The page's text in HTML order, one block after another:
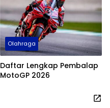
Olahraga
Daftar Lengkap Pembalap
MotoGP 2026